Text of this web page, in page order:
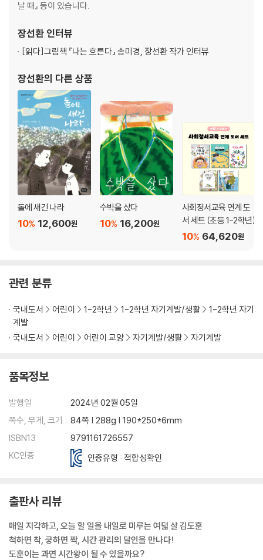
시간 관리의 기본은 시계와 달력 읽기 79
시간 관리를 위한 규칙 정하기 81
시간 관리를 위한 습관 만들기 82
날 때』 등이 있습니다.
장선환 인터뷰
[읽다]그림책 『나는 흐른다』 송미경, 장선환 작가 인터뷰
장선환의 다른 상품
돌에 새긴 나라
12,600원
10%
수박을 샀다
16,200원
10%
사회정서교육 연계 도
서 세트 (초등 1-2학년)
64,620원
10%
관련 분류
국내도서 어린이 1-2학년 1-2학년 자기계발/생활
1-2학년 자기
계발
국내도서
어린이 어린이 교양 자기계발/생활 자기계발
품목정보
발행일
2024년 02월 05일
쪽수, 무게, 크기
84쪽 | 288g | 190*250*6mm
ISBN13
9791161726557
KC인증
인증유형 : 적합성확인
출판사 리뷰
매일 지각하고, 오늘 할 일을 내일로 미루는 여덟 살 김도훈
척하면 착, 쿵하면 짝, 시간 관리의 달인을 만나다!
도훈이는 과연 시간왕이 될 수 있을까요?